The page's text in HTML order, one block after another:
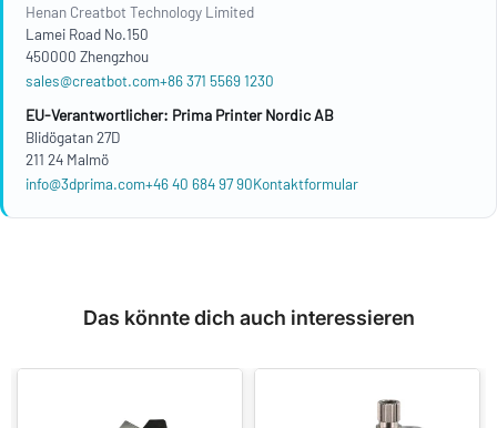
Henan Creatbot Technology Limited
Lamei Road No.150
450000 Zhengzhou
sales@creatbot.com+86 371 5569 1230
EU-Verantwortlicher: Prima Printer Nordic AB
Blidögatan 27D
211 24 Malmö
info@3dprima.com+46 40 684 97 90Kontaktformular
Das könnte dich auch interessieren